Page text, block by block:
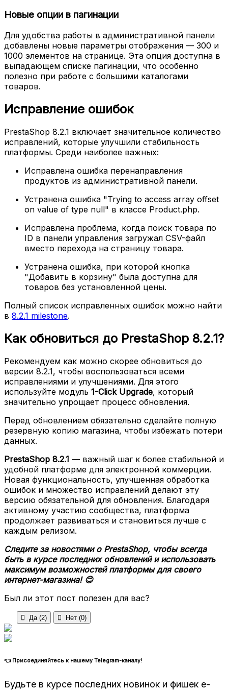
Новые опции в пагинации
Для удобства работы в административной панели
добавлены новые параметры отображения — 300 и
1000 элементов на странице. Эта опция доступна в
выпадающем списке пагинации, что особенно
полезно при работе с большими каталогами
товаров.
Исправление ошибок
PrestaShop 8.2.1 включает значительное количество
исправлений, которые улучшили стабильность
платформы. Среди наиболее важных:
Исправлена ошибка перенаправления
продуктов из административной панели.
Устранена ошибка "Trying to access array offset
on value of type null" в классе Product.php.
Исправлена проблема, когда поиск товара по
ID в панели управления загружал CSV-файл
вместо перехода на страницу товара.
Устранена ошибка, при которой кнопка
"Добавить в корзину" была доступна для
товаров без установленной цены.
Полный список исправленных ошибок можно найти
в 8.2.1 milestone.
Как обновиться до PrestaShop 8.2.1?
Рекомендуем как можно скорее обновиться до
версии 8.2.1, чтобы воспользоваться всеми
исправлениями и улучшениями. Для этого
используйте модуль 1-Click Upgrade, который
значительно упрощает процесс обновления.
Перед обновлением обязательно сделайте полную
резервную копию магазина, чтобы избежать потери
данных.
PrestaShop 8.2.1 — важный шаг к более стабильной и
удобной платформе для электронной коммерции.
Новая функциональность, улучшенная обработка
ошибок и множество исправлений делают эту
версию обязательной для обновления. Благодаря
активному участию сообщества, платформа
продолжает развиваться и становиться лучше с
каждым релизом.
Следите за новостями о PrestaShop, чтобы всегда
быть в курсе последних обновлений и использовать
максимум возможностей платформы для своего
интернет-магазина! 😊
Был ли этот пост полезен для вас?
 Да (2)  Нет (0)
👈 Присоединяйтесь к нашему Telegram-каналу!
Будьте в курсе последних новинок и фишек e-